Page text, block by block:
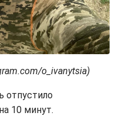
o_ivanytsia)
отпустило
10 минут.